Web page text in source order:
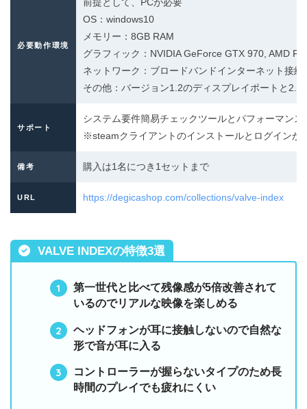
必要動作環境
前提として、PCが必要
OS：windows10
メモリー：8GB RAM
グラフィック：NVIDIA GeForce GTX 970, AMD
ネットワーク：ブロードバンドインターネット接続
その他：バージョン1.2のディスプレイポートと
サポート
システム要件簡易チェックツールとパフォーマン
※steamクライアントのインストールとログインが
備考 購入は1名につき1セットまで
URL https://degicashop.com/collections/valve-index
VALVE INDEXの特徴3選
第一世代と比べて残像感が5倍改善されて
いるのでリアルな映像を楽しめる
ヘッドフォンが耳に接触しないので自然な
形で音が耳に入る
コントローラーが握らないタイプのため長
時間のプレイでも疲れにくい